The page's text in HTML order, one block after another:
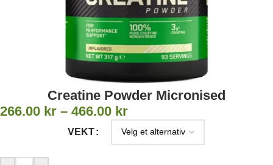
Creatine Powder Micronised
266.00 kr – 466.00 kr
VEKT